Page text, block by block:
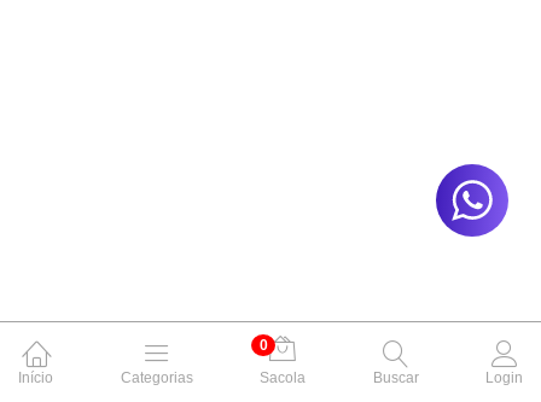
Início Categorias
0
Sacola
Buscar Login